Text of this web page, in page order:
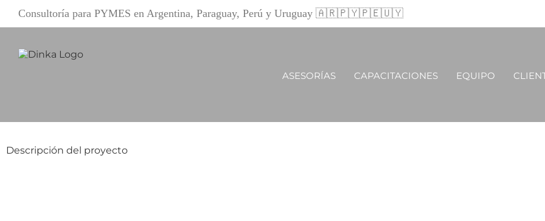
contenido
Consultoría para PYMES en Argentina, Paraguay, Perú y Uruguay 🇦🇷🇵🇾🇵🇪🇺🇾
ASESORÍAS CAPACITACIONES EQUIPO
Descripción del proyecto